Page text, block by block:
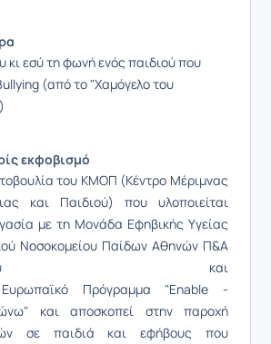
κι εσύ τη φωνή ενός παιδιού που
(από το "Χαμόγελο του
εκφοβισμό
του ΚΜΟΠ (Κέντρο Μέριμνας
και Παιδιού) που υλοποιείται
με τη Μονάδα Εφηβικής Υγείας
Νοσοκομείου Παίδων Αθηνών Π&Α
και
Πρόγραμμα "Enable -
και αποσκοπεί στην παροχή
σε παιδιά και εφήβους που